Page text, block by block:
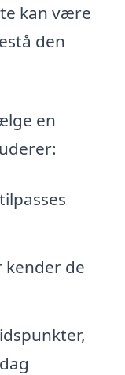
kan være
den
en
kender de